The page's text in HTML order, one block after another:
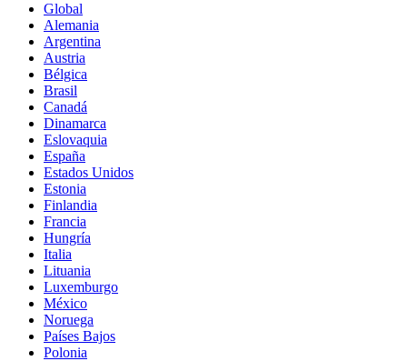
Global
Alemania
Argentina
Austria
Bélgica
Brasil
Canadá
Dinamarca
Eslovaquia
España
Estados Unidos
Estonia
Finlandia
Francia
Hungría
Italia
Lituania
Luxemburgo
México
Noruega
Países Bajos
Polonia